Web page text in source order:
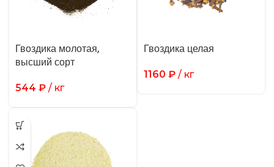
Гвоздика молотая,
высший сорт
544 ₽ / кг
Гвоздика целая
1160 ₽ / кг